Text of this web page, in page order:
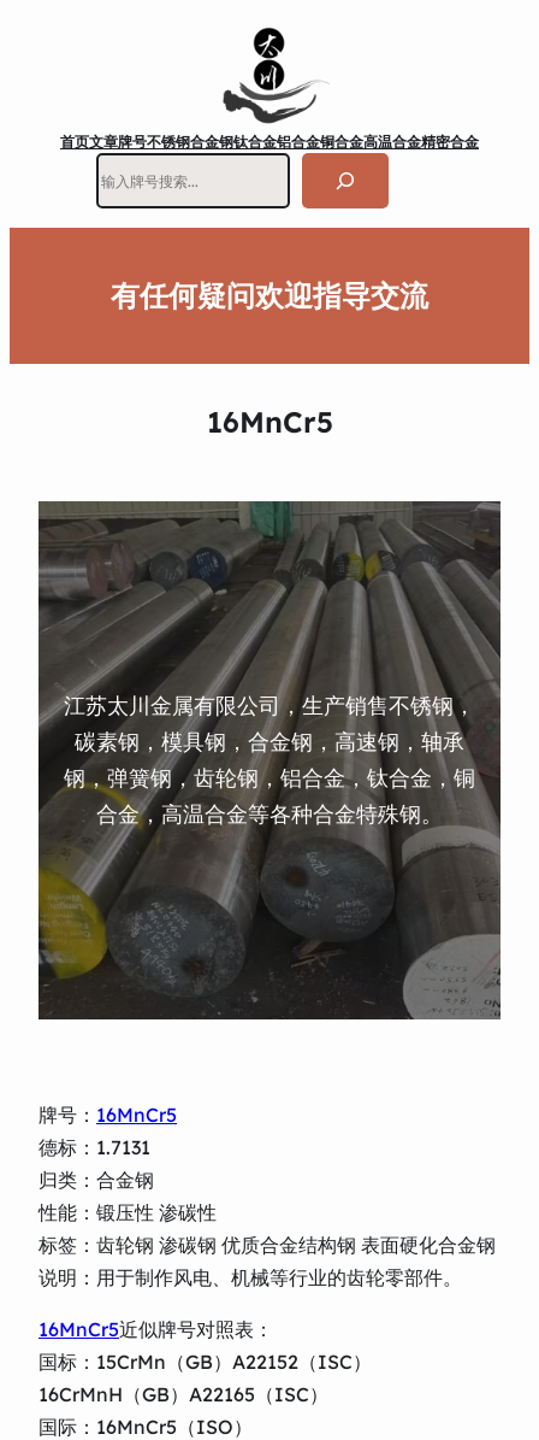
首页文章牌号不锈钢合金钢钛合金铝合金铜合金高温合金精密合金
有任何疑问欢迎指导交流
16MnCr5
江苏太川金属有限公司，生产销售不锈钢，
碳素钢，模具钢，合金钢，高速钢，轴承
钢，弹簧钢，齿轮钢，铝合金，钛合金，铜
合金，高温合金等各种合金特殊钢。
牌号： 16MnCr5
德标：1.7131
归类：合金钢
性能：锻压性 渗碳性
标签：齿轮钢 渗碳钢 优质合金结构钢 表面硬化合金钢
说明：用于制作风电、机械等行业的齿轮零部件。
16MnCr5近似牌号对照表：
国标：15CrMn（GB）A22152（ISC）
16CrMnH（GB）A22165（ISC）
国际：16MnCr5（ISO）